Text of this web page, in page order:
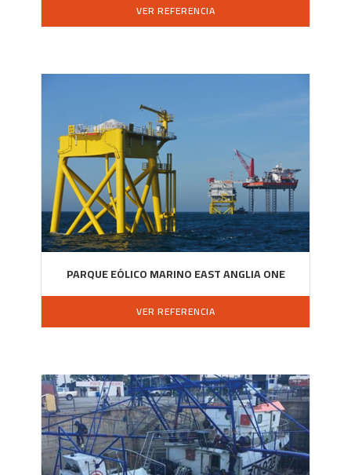
VER REFERENCIA
PARQUE EÓLICO MARINO EAST ANGLIA ONE
VER REFERENCIA